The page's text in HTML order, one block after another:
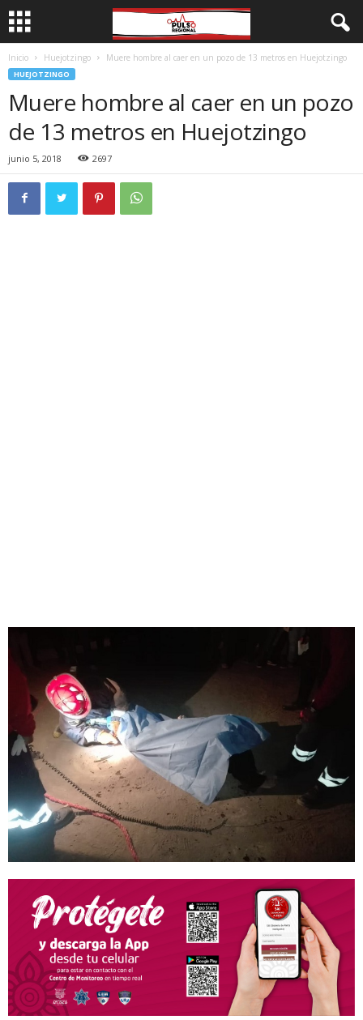
Inicio Huejotzingo Muere hombre al caer en un pozo de 13 metros en Huejotzingo
HUEJOTZINGO
Muere hombre al caer en un pozo
de 13 metros en Huejotzingo
junio 5, 2018 2697